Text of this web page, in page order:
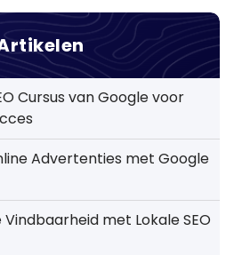
Cursus van Google voor
Advertenties met Google
met Lokale SEO